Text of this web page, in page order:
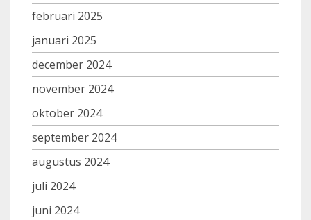
februari 2025
januari 2025
december 2024
november 2024
oktober 2024
september 2024
augustus 2024
juli 2024
juni 2024